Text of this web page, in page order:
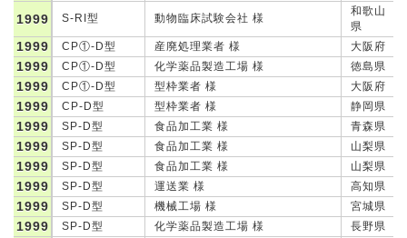
1999 S-RI型 動物臨床試験会社 様
和歌山
県
1999 CP①-D型 産廃処理業者 様 大阪府
1999 CP①-D型 化学薬品製造工場 様 徳島県
1999 CP①-D型 型枠業者 様 大阪府
1999 CP-D型 型枠業者 様 静岡県
1999 SP-D型 食品加工業 様 青森県
1999 SP-D型 食品加工業 様 山梨県
1999 SP-D型 食品加工業 様 山梨県
1999 SP-D型 運送業 様 高知県
1999 SP-D型 機械工場 様 宮城県
1999 SP-D型 化学薬品製造工場 様 長野県